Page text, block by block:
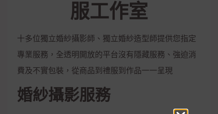
服工作室
十多位獨立婚紗攝影師、獨立婚紗造型師提供您指定
專業服務，全透明開放的平台沒有隱藏服務、強迫消
費及不實包裝，從商品到禮服到作品一一呈現
婚紗攝影服務